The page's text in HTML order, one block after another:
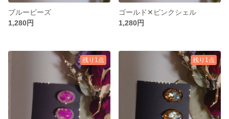
ブルービーズ
1,280円
ゴールド✕ピンクシェル
1,280円
残り1点 残り1点